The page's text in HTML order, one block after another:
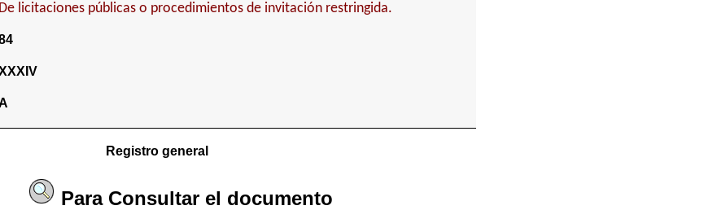
De licitaciones públicas o procedimientos de invitación restringida.
Registro general
Para Consultarel documento